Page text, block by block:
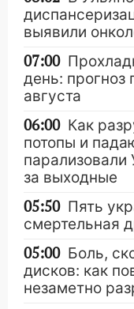
выявили
07:00
день: прогноз
августа
06:00 Как
потопы и
за выходные
05:50 Пять
смертельная
05:00 Боль,
дисков: как
незаметно